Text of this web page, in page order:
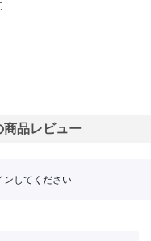
商品レビュー
ン してください